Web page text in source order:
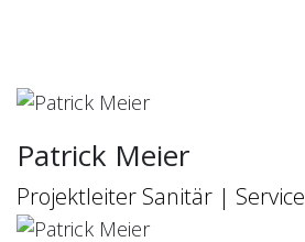
Patrick Meier
Projektleiter Sanitär | Service